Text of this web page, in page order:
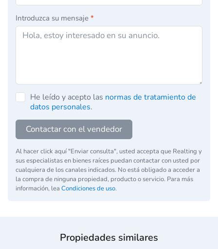
Introduzca su mensaje *
He leído y acepto las normas de tratamiento de
datos personales.
Contactar con el vendedor
Al hacer click aquí "Enviar consulta", usted accepta que Realting y
sus especialistas en bienes raíces puedan contactar con usted por
cualquiera de los canales indicados. No está obligado a acceder a
la compra de ninguna propiedad, producto o servicio. Para más
información, lea Condiciones de uso.
Propiedades similares